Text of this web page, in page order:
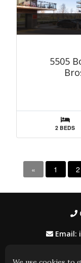
5505
2 BEDS
« 1 2
Email: